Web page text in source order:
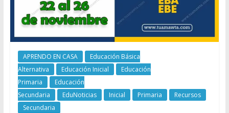
APRENDO EN CASA
Educación Básica
Alternativa
Educación Inicial
Educación
Primaria
Educación
Secundaria
EduNoticias Inicial Primaria
Recursos
Secundaria